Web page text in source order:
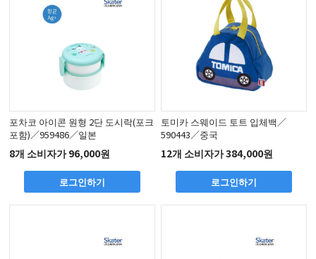
포차코 아이콘 원형 2단 도시락(포크
포함)／959486／일본
8개 소비자가 96,000원
로그인하기
토미카 스웨이드 토트 입체백／
590443／중국
12개 소비자가 384,000원
로그인하기